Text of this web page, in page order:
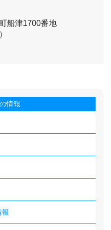
船津1700番地
情報
報